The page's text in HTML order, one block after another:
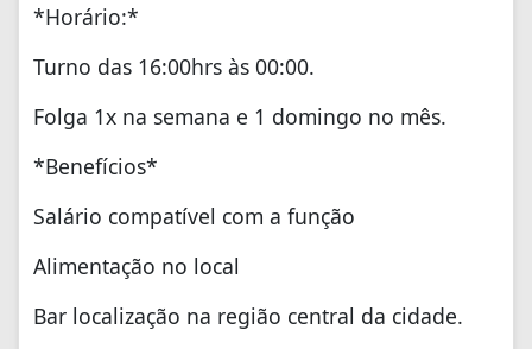
*Horário:*
Turno das 16:00hrs às 00:00.
Folga 1x na semana e 1 domingo no mês.
*Benefícios*
Salário compatível com a função
Alimentação no local
Bar localização na região central da cidade.